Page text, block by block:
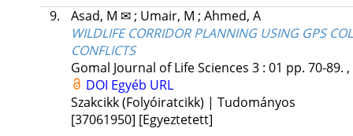
9.
Asad, M ✉; Umair, M ; Ahmed, A
WILDLIFE CORRIDOR PLANNING USING GPS
CONFLICTS
Gomal Journal of Life Sciences 3: 01 pp. 70-89.
DOI Egyéb URL
Szakcikk (Folyóiratcikk) | Tudományos
[37061950] [Egyeztetett]